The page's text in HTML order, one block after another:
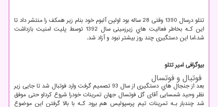
تتلو درسال 1390 وقتی 28 ساله بود اولین آلبوم خود بنام زیر همکف را منتشر داد تا
این کـه بخاطر فعالیت هاي‌ زیرزمینی سال 1392 توسط پلیت امنیت بازداشت
شد.اما این دستگیری چند روز بیشتر نبود و آزاد شد.
بیوگرافی امیر تتلو
فوتبال و فوتسال
بعد از جنجال هاي‌ دستگیری از سال 93 تصمیم گرفت وارد فوتبال شد تا جایی زیر
نظر وحید شمسایی آقای گل فوتسال جهان تمرینات خودرا شروع کرداو حتی موفق
شد چندبار بـه تمرینات تیم پرسپولیس هم برود کـه با بالا گرفتن این موضوع